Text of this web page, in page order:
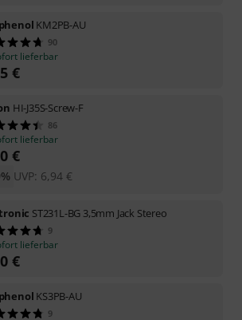
KM2PB-AU
90
lieferbar
€
HI-J35S-Screw-F
86
lieferbar
€
UVP: 6,94 €
ST231L-BG 3,5mm Jack Stereo
9
lieferbar
€
KS3PB-AU
9